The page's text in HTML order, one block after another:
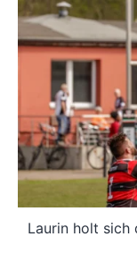
Laurin holt sich